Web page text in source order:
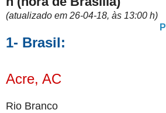
(atualizado em 26-04-18, às 13:00 h)
1- Brasil:
Acre, AC
Rio Branco